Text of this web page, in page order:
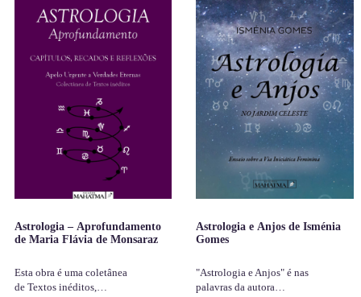
Astrologia – Aprofundamento
de Maria Flávia de Monsaraz
Esta obra é uma coletânea
de Textos inéditos,…
Astrologia e Anjos de Isménia
Gomes
"Astrologia e Anjos" é nas
palavras da autora…